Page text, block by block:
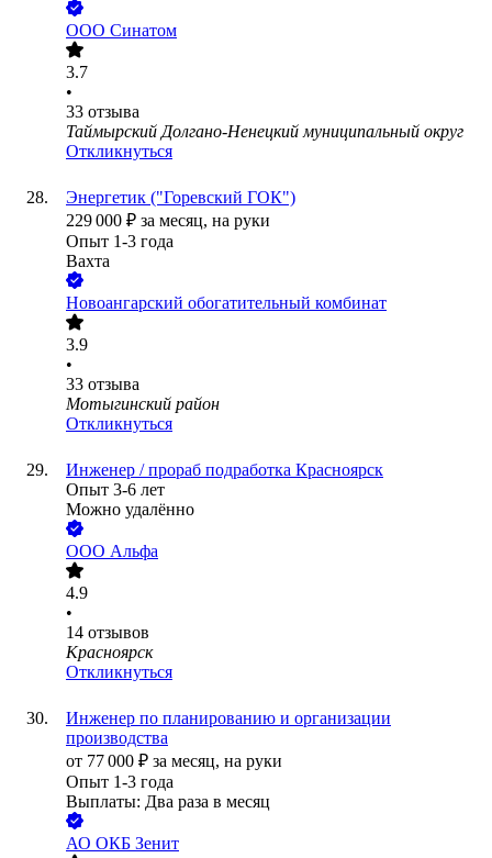
ООО Синатом
3.7
•
33 отзыва
Таймырский Долгано-Ненецкий муниципальный округ
Откликнуться
Энергетик ("Горевский ГОК")
229 000 ₽ за месяц, на руки
Опыт 1-3 года
Вахта
Новоангарский обогатительный комбинат
3.9
•
33 отзыва
Мотыгинский район
Откликнуться
Инженер / прораб подработка Красноярск
Опыт 3-6 лет
Можно удалённо
ООО Альфа
4.9
•
14 отзывов
Красноярск
Откликнуться
Инженер по планированию и организации
производства
от 77 000 ₽ за месяц, на руки
Опыт 1-3 года
Выплаты: Два раза в месяц
АО ОКБ Зенит